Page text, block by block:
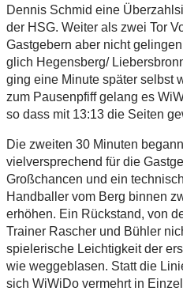
Dennis Schmid eine
der HSG. Weiter als zwei Tor
Gastgebern aber nicht
glich Hegensberg/
ging eine Minute später selbst
zum Pausenpfiff gelang es
so dass mit 13:13 die Seiten
Die zweiten 30 Minuten
vielversprechend für die
Großchancen und ein
Handballer vom Berg binnen
erhöhen. Ein Rückstand, von
Trainer Rascher und Bühler
spielerische Leichtigkeit der
wie weggeblasen. Statt die
sich WiWiDo vermehrt in